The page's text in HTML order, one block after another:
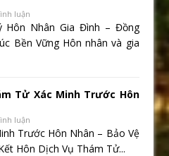
luận
Hôn Nhân Gia Đình – Đồng
Bền Vững Hôn nhân và gia
Tử Xác Minh Trước Hôn
luận
Trước Hôn Nhân – Bảo Vệ
Hôn Dịch Vụ Thám Tử...